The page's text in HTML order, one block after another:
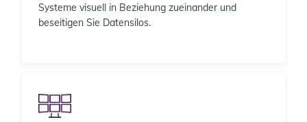
Systeme visuell in Beziehung zueinander und
beseitigen Sie Datensilos.